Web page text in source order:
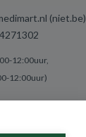
(niet.be)
12:00uur,
12:00uur)